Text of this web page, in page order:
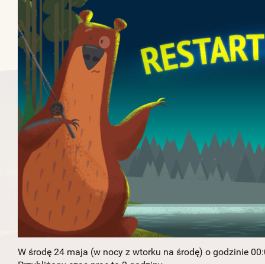
W środę 24 maja (w nocy z wtorku na środę) o godzinie